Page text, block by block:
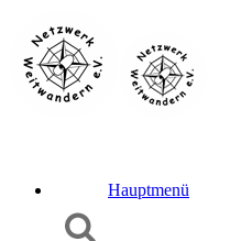
Hauptmenü